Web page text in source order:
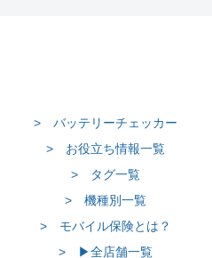
> バッテリーチェッカー
> お役立ち情報一覧
> タグ一覧
> 機種別一覧
> モバイル保険とは？
> ▶全店舗一覧